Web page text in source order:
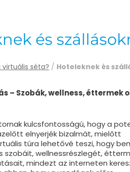
és
virtuális séta? / Hoteleknek és
– Szobák, wellness, éttermek
kulcsfontosságú, hogy a
elnyerjék bizalmát, mielőtt
túra lehetővé teszi, hogy
szobáit, wellnessrészlegét,
mindezt az interneten